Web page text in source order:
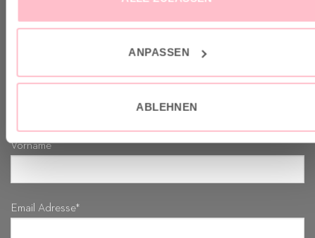
ANPASSEN
ABLEHNEN
Melde dich an zu unserem Good-News-Letter und spare 10%
Vorname
Email Adresse*